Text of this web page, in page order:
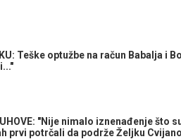
Teške optužbe na račun Babalja i
"Nije nimalo iznenađenje što
prvi potrčali da podrže Željku